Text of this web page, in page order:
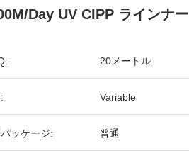
Day UV CIPP ラインナー
20メートル
Variable
ッケージ: 普通